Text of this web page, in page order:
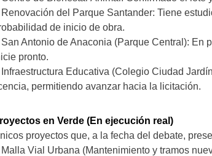
del Parque Santander: Tiene
de inicio de obra.
Antonio de Anaconia (Parque Central): En
pronto.
Educativa (Colegio Ciudad
permitiendo avanzar hacia la licitación.
en Verde (En ejecución real)
proyectos que, a la fecha del debate,
Vial Urbana (Mantenimiento y tramos